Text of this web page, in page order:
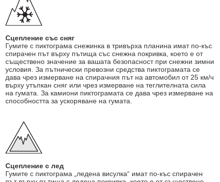
Сцепление със сняг
Гумите с пиктограма снежинка в тривърха планина имат по-къс
спирачен път върху пътища със снежна покривка, което е от
съществено значение за вашата безопасност при снежни зимни
условия. За пътнически превозни средства пиктограмата се
дава чрез измерване на спирачния път на автомобил от 25 км/ч
върху утъпкан сняг или чрез измерване на теглителната сила
на гумата. За камиони пиктограмата се дава чрез измерване на
способността за ускоряване на гумата.
Сцепление с лед
Гумите с пиктограма „ледена висулка“ имат по-къс спирачен